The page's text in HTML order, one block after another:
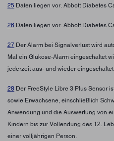
25 Daten liegen vor. Abbott Diabetes
26 Daten liegen vor. Abbott Diabetes
27 Der Alarm bei Signalverlust wird
Mal ein Glukose-Alarm eingeschaltet
jederzeit aus- und wieder
28 Der FreeStyle Libre 3 Plus Sensor
sowie Erwachsene, einschließlich
Anwendung und die Auswertung von
Kindern bis zur Vollendung des 12.
einer volljährigen Person.